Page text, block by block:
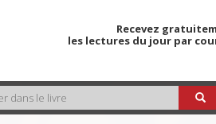
Recevez
les lectures du jour par